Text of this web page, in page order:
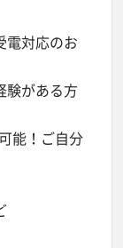
電対応のお
験がある方
能！ご自分